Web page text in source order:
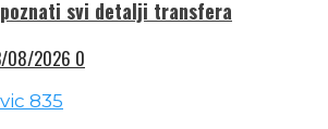
svi detalji transfera
08/2026 0